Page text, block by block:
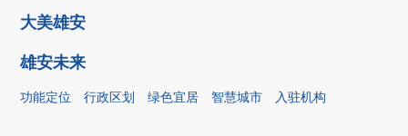
大美雄安
雄安未来
功能定位 行政区划 绿色宜居 智慧城市 入驻机构